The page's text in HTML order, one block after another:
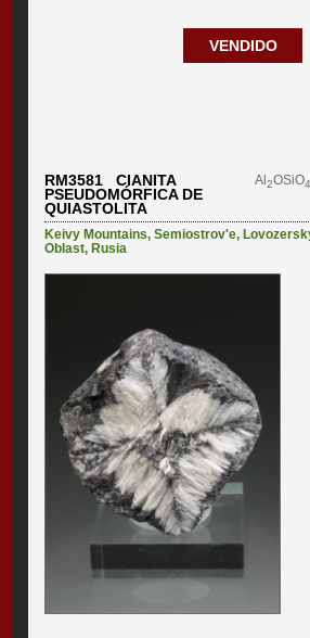
VENDIDO
RM3581 CIANITA
PSEUDOMÓRFICA DE
QUIASTOLITA
Al 2OSiO4
Keivy Mountains,Semiostrov'e,
Oblast, Rusia